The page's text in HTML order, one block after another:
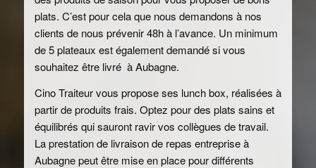
plats. C’est pour cela que nous demandons à nos
clients de nous prévenir 48h à l’avance. Un minimum
de 5 plateaux est également demandé si vous
souhaitez être livré à Aubagne.
Cino Traiteur vous propose ses lunch box, réalisées à
partir de produits frais. Optez pour des plats sains et
équilibrés qui sauront ravir vos collègues de travail.
La prestation de livraison de repas entreprise à
Aubagne peut être mise en place pour différents